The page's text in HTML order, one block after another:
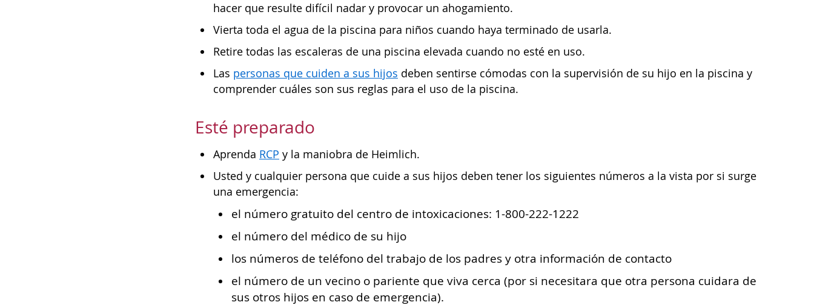
hacer que resulte difícil nadar y provocar un ahogamiento.
Vierta toda el agua de la piscina para niños cuando haya terminado de usarla.
Retire todas las escaleras de una piscina elevada cuando no esté en uso.
Las personas que cuiden a sus hijos deben sentirse cómodas con la supervisión de su hijo en la piscina y
comprender cuáles son sus reglas para el uso de la piscina.
Esté preparado
Aprenda RCP y la maniobra de Heimlich.
Usted y cualquier persona que cuide a sus hijos deben tener los siguientes números a la vista por si surge
una emergencia:
el número gratuito del centro de intoxicaciones: 1-800-222-1222
el número del médico de su hijo
los números de teléfono del trabajo de los padres y otra información de contacto
el número de un vecino o pariente que viva cerca (por si necesitara que otra persona cuidara de
sus otros hijos en caso de emergencia).